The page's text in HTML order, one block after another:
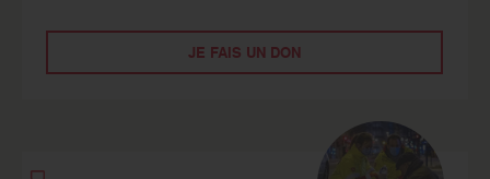
JE FAIS UN DON